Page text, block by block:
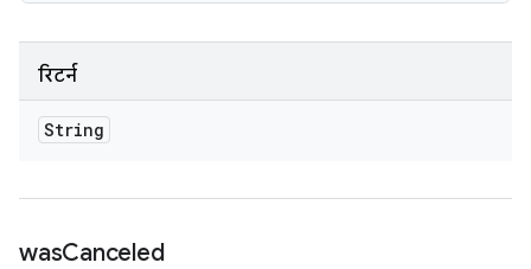
रिटर्न
String
wasCanceled